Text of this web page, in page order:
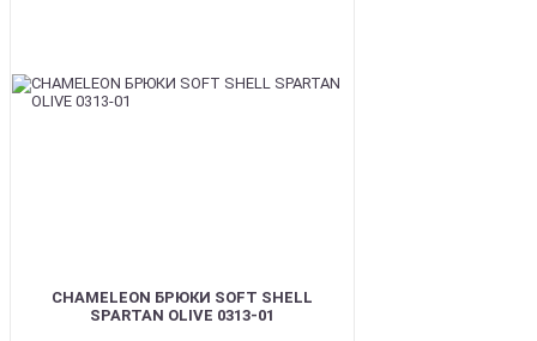
CHAMELEON БРЮКИ SOFT SHELL
SPARTAN OLIVE 0313-01